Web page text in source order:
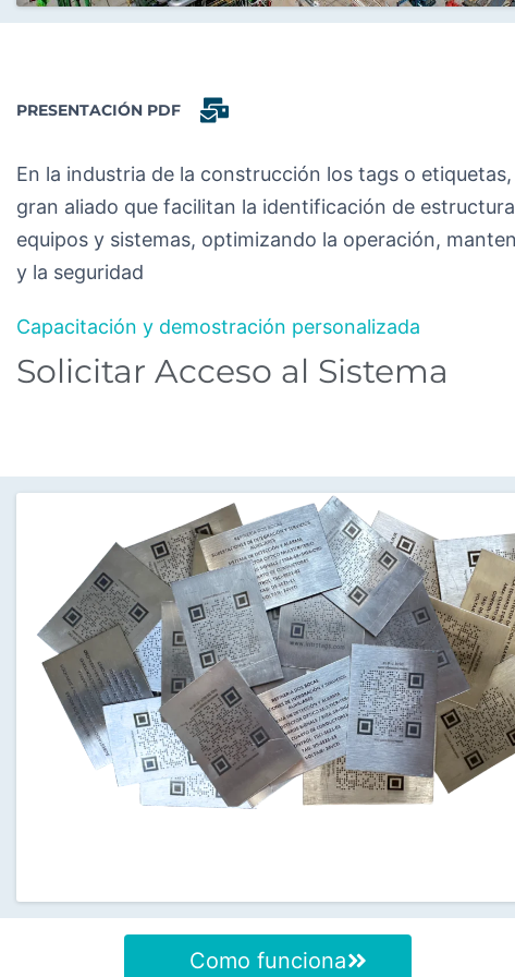
PRESENTACIÓN PDF
En la industria de la construcción los tags o
gran aliado que facilitan la identificación de
equipos y sistemas, optimizando la operación,
y la seguridad
Capacitación y demostración personalizada
Solicitar Acceso al Sistema
Como funciona